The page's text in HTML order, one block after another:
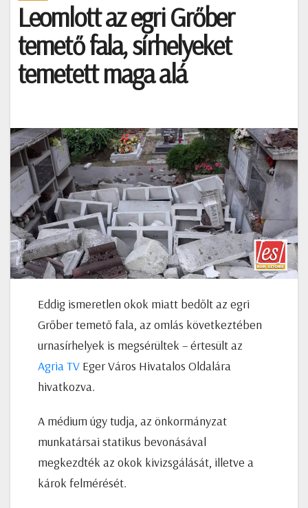
Leomlott az egri Grőber
temető fala, sírhelyeket
temetett maga alá
Eddig ismeretlen okok miatt bedőlt az egri
Grőber temető fala, az omlás következtében
urnasírhelyek is megsérültek – értesült az
Agria TV Eger Város Hivatalos Oldalára
hivatkozva.
A médium úgy tudja, az önkormányzat
munkatársai statikus bevonásával
megkezdték az okok kivizsgálását, illetve a
károk felmérését.